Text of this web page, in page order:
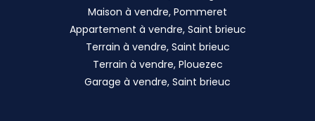
Maison à vendre, Pommeret
Appartement à vendre, Saint brieuc
Terrain à vendre, Saint brieuc
Terrain à vendre, Plouezec
Garage à vendre, Saint brieuc